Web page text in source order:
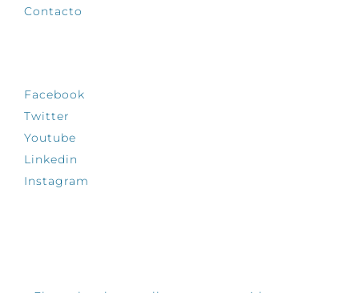
Contacto
Facebook
Twitter
Youtube
Linkedin
Instagram